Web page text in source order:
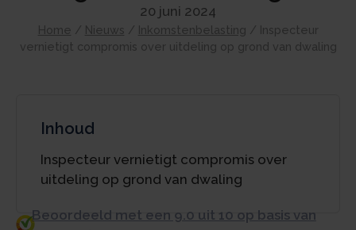
20 juni 2024
Home / Nieuws / Inkomstenbelasting / Inspecteur
vernietigt compromis over uitdeling op grond van dwaling
Inhoud
Inspecteur vernietigt compromis over
uitdeling op grond van dwaling
Beoordeeld met een 9.0 uit 10 op basis van